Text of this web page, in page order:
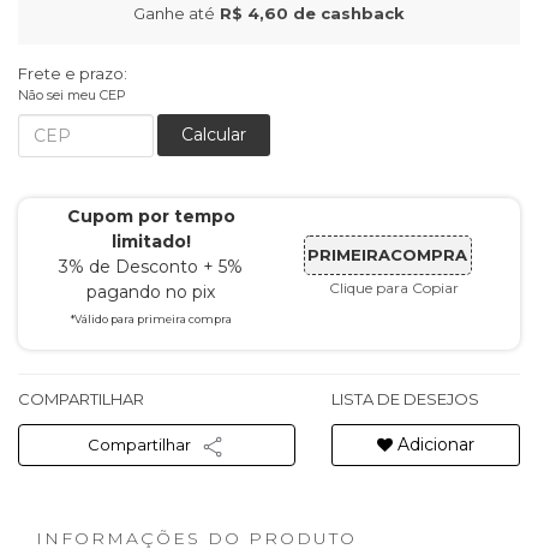
Ganhe até R$ 4,60 de cashback
Frete e prazo:
Não sei meu CEP
Calcular
Cupom por tempo
limitado!
3% de Desconto + 5%
pagando no pix
*Válido para primeira compra
PRIMEIRACOMPRA
Clique para Copiar
COMPARTILHAR
Compartilhar
LISTA DE DESEJOS
Adicionar
INFORMAÇÕES DO PRODUTO